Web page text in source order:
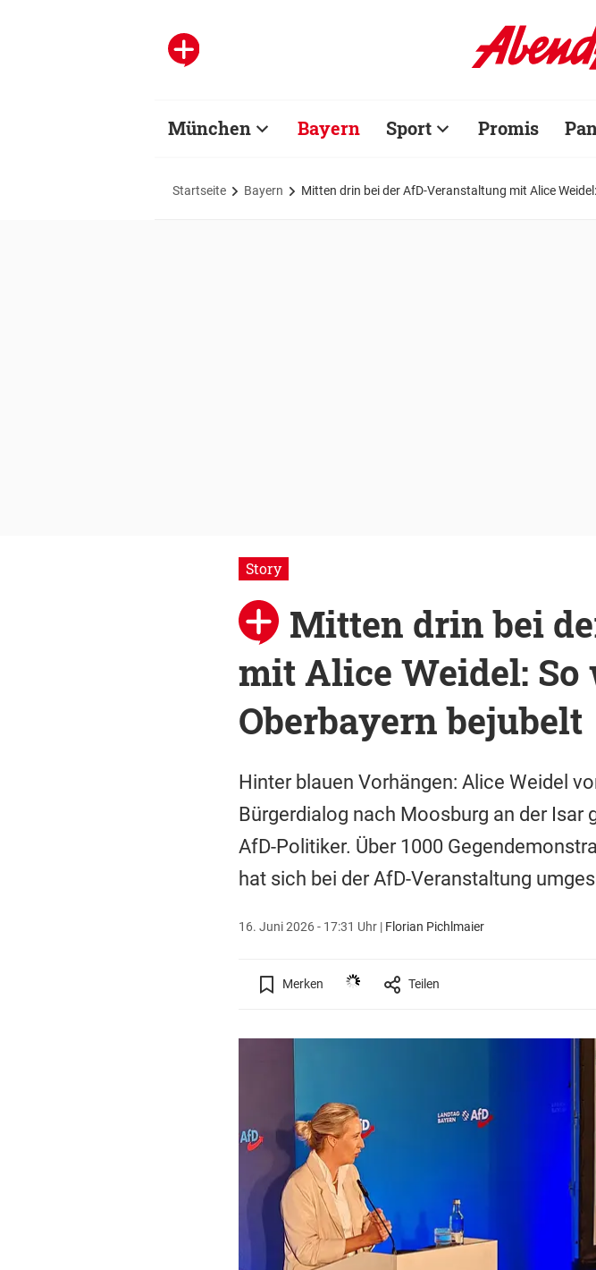
München Bayern Sport Promis
Startseite Bayern Mitten drin bei der AfD-Veranstaltung mit Alice
Story
Mitten drin bei
mit Alice Weidel:
Oberbayern bejubelt
Hinter blauen Vorhängen: Alice Weidel
Bürgerdialog nach Moosburg an der Isar
AfD-Politiker. Über 1000
hat sich bei der AfD-Veranstaltung
16. Juni 2026 - 17:31 Uhr | Florian Pichlmaier
Merken Teilen